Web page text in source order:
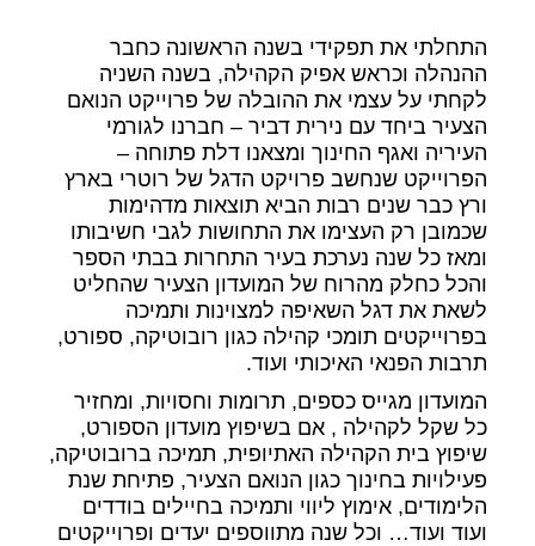
התחלתי את תפקידי בשנה הראשונה כחבר
ההנהלה וכראש אפיק הקהילה, בשנה השניה
לקחתי על עצמי את ההובלה של פרוייקט הנואם
הצעיר ביחד עם נירית דביר – חברנו לגורמי
העיריה ואגף החינוך ומצאנו דלת פתוחה –
הפרוייקט שנחשב פרויקט הדגל של רוטרי בארץ
ורץ כבר שנים רבות הביא תוצאות מדהימות
שכמובן רק העצימו את התחושות לגבי חשיבותו
ומאז כל שנה נערכת בעיר התחרות בבתי הספר
והכל כחלק מהרוח של המועדון הצעיר שהחליט
לשאת את דגל השאיפה למצוינות ותמיכה
בפרוייקטים תומכי קהילה כגון רובוטיקה, ספורט,
תרבות הפנאי האיכותי ועוד.
המועדון מגייס כספים, תרומות וחסויות, ומחזיר
כל שקל לקהילה , אם בשיפוץ מועדון הספורט,
שיפוץ בית הקהילה האתיופית, תמיכה ברובוטיקה,
פעילויות בחינוך כגון הנואם הצעיר, פתיחת שנת
הלימודים, אימוץ ליווי ותמיכה בחיילים בודדים
ועוד ועוד… וכל שנה מתווספים יעדים ופרוייקטים